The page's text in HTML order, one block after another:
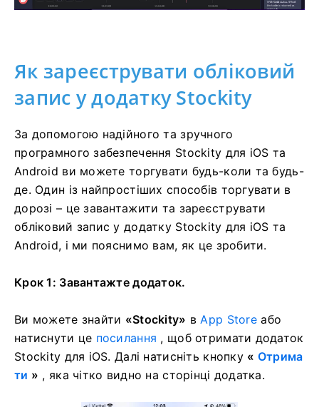
Як зареєструвати обліковий
запис у додатку Stockity
За допомогою надійного та зручного
програмного забезпечення Stockity для iOS та
Android ви можете торгувати будь-коли та будь-
де. Один із найпростіших способів торгувати в
дорозі – це завантажити та зареєструвати
обліковий запис у додатку Stockity для iOS та
Android, і ми пояснимо вам, як це зробити.
Крок 1: Завантажте додаток.
Ви можете знайти «Stockity» вApp Storeабо
натиснути це посилання , щоб отримати додаток
Stockity для iOS. Далі натисніть кнопку « Отрима
ти » , яка чітко видно на сторінці додатка.